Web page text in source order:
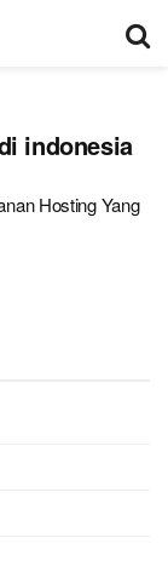
indonesia
Hosting Yang